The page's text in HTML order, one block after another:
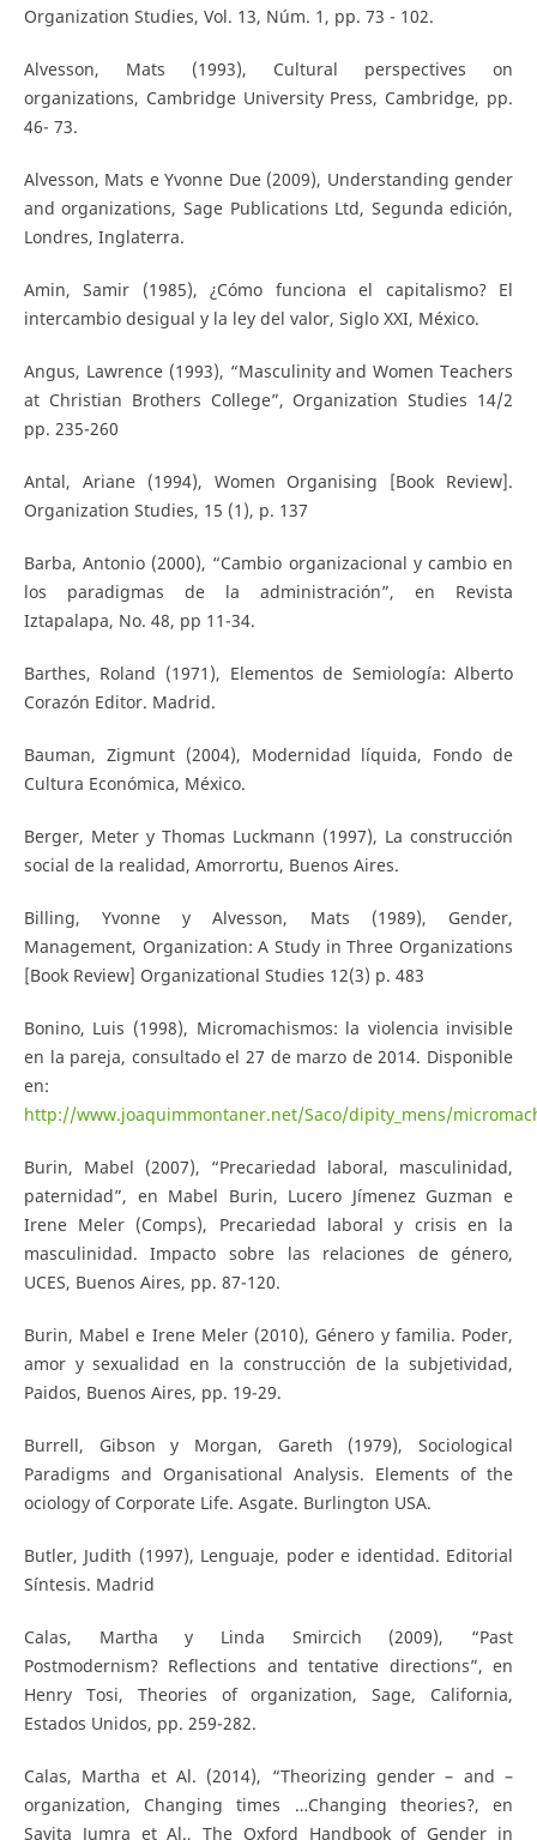
Organization Studies, Vol. 13, Núm. 1, pp. 73 - 102.
Alvesson, Mats (1993), Cultural perspectives on
organizations, Cambridge University Press, Cambridge, pp.
46- 73.
Alvesson, Mats e Yvonne Due (2009), Understanding gender
and organizations, Sage Publications Ltd, Segunda edición,
Londres, Inglaterra.
Amin, Samir (1985), ¿Cómo funciona el capitalismo? El
intercambio desigual y la ley del valor, Siglo XXI, México.
Angus, Lawrence (1993), “Masculinity and Women Teachers
at Christian Brothers College”, Organization Studies 14/2
pp. 235-260
Antal, Ariane (1994), Women Organising [Book Review].
Organization Studies, 15 (1), p. 137
Barba, Antonio (2000), “Cambio organizacional y cambio en
los paradigmas de la administración”, en Revista
Iztapalapa, No. 48, pp 11-34.
Barthes, Roland (1971), Elementos de Semiología: Alberto
Corazón Editor. Madrid.
Bauman, Zigmunt (2004), Modernidad líquida, Fondo de
Cultura Económica, México.
Berger, Meter y Thomas Luckmann (1997), La construcción
social de la realidad, Amorrortu, Buenos Aires.
Billing, Yvonne y Alvesson, Mats (1989), Gender,
Management, Organization: A Study in Three Organizations
[Book Review] Organizational Studies 12(3) p. 483
Bonino, Luis (1998), Micromachismos: la violencia invisible
en la pareja, consultado el 27 de marzo de 2014. Disponible
en:
http://www.joaquimmontaner.net/Saco/dipity_mens/
Burin, Mabel (2007), “Precariedad laboral, masculinidad,
paternidad”, en Mabel Burin, Lucero Jímenez Guzman e
Irene Meler (Comps), Precariedad laboral y crisis en la
masculinidad. Impacto sobre las relaciones de género,
UCES, Buenos Aires, pp. 87-120.
Burin, Mabel e Irene Meler (2010), Género y familia. Poder,
amor y sexualidad en la construcción de la subjetividad,
Paidos, Buenos Aires, pp. 19-29.
Burrell, Gibson y Morgan, Gareth (1979), Sociological
Paradigms and Organisational Analysis. Elements of the
ociology of Corporate Life. Asgate. Burlington USA.
Butler, Judith (1997), Lenguaje, poder e identidad. Editorial
Síntesis. Madrid
Calas, Martha y Linda Smircich (2009), “Past
Postmodernism? Reflections and tentative directions”, en
Henry Tosi, Theories of organization, Sage, California,
Estados Unidos, pp. 259-282.
Calas, Martha et Al. (2014), “Theorizing gender – and –
organization, Changing times …Changing theories?, en
Savita Jumra et Al., The Oxford Handbook of Gender in